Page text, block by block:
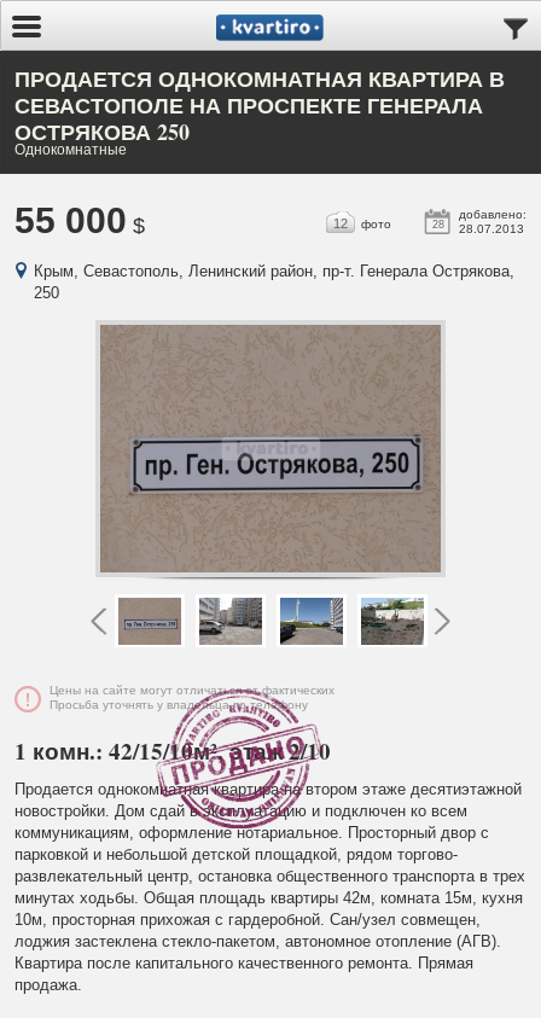
ПРОДАЕТСЯ ОДНОКОМНАТНАЯ КВАРТИРА В
СЕВАСТОПОЛЕ НА ПРОСПЕКТЕ ГЕНЕРАЛА
ОСТРЯКОВА 250
Однокомнатные
55 000 $ 28
добавлено:
28.07.2013
12 фото
Крым, Севастополь, Ленинский район, пр-т. Генерала Острякова,
250
Цены на сайте могут отличаться от фактических
Просьба уточнять у владельца по телефону
1 комн.: 42/15/10м², этаж 2/10
Продается однокомнатная квартира на втором этаже десятиэтажной
новостройки. Дом сдай в эксплуатацию и подключен ко всем
коммуникациям, оформление нотариальное. Просторный двор с
парковкой и небольшой детской площадкой, рядом торгово-
развлекательный центр, остановка общественного транспорта в трех
минутах ходьбы. Общая площадь квартиры 42м, комната 15м, кухня
10м, просторная прихожая с гардеробной. Сан/узел совмещен,
лоджия застеклена стекло-пакетом, автономное отопление (АГВ).
Квартира после капитального качественного ремонта. Прямая
продажа.